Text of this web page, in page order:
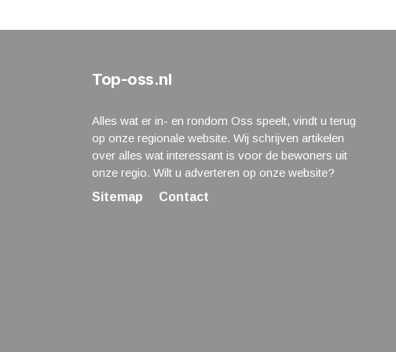
Top-oss.nl
Alles wat er in- en rondom Oss speelt, vindt u terug
op onze regionale website. Wij schrijven artikelen
over alles wat interessant is voor de bewoners uit
onze regio. Wilt u adverteren op onze website?
Sitemap
Contact